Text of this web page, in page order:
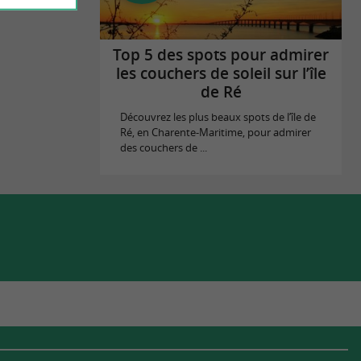
Top 5 des spots pour admirer
les couchers de soleil sur l’île
de Ré
Découvrez les plus beaux spots de l’île de
Ré, en Charente-Maritime, pour admirer
des couchers de ...